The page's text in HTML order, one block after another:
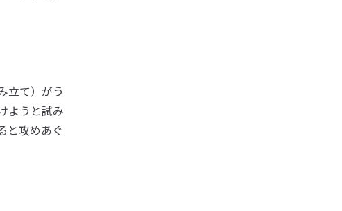
立て）がう
ようと試み
と攻めあぐ